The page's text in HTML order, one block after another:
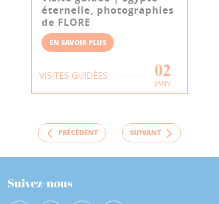
éternelle, photographies
de FLORE
EN SAVOIR PLUS
VISITES GUIDÉES 02
JANV
PRÉCÉDENT SUIVANT
Suivez-nous